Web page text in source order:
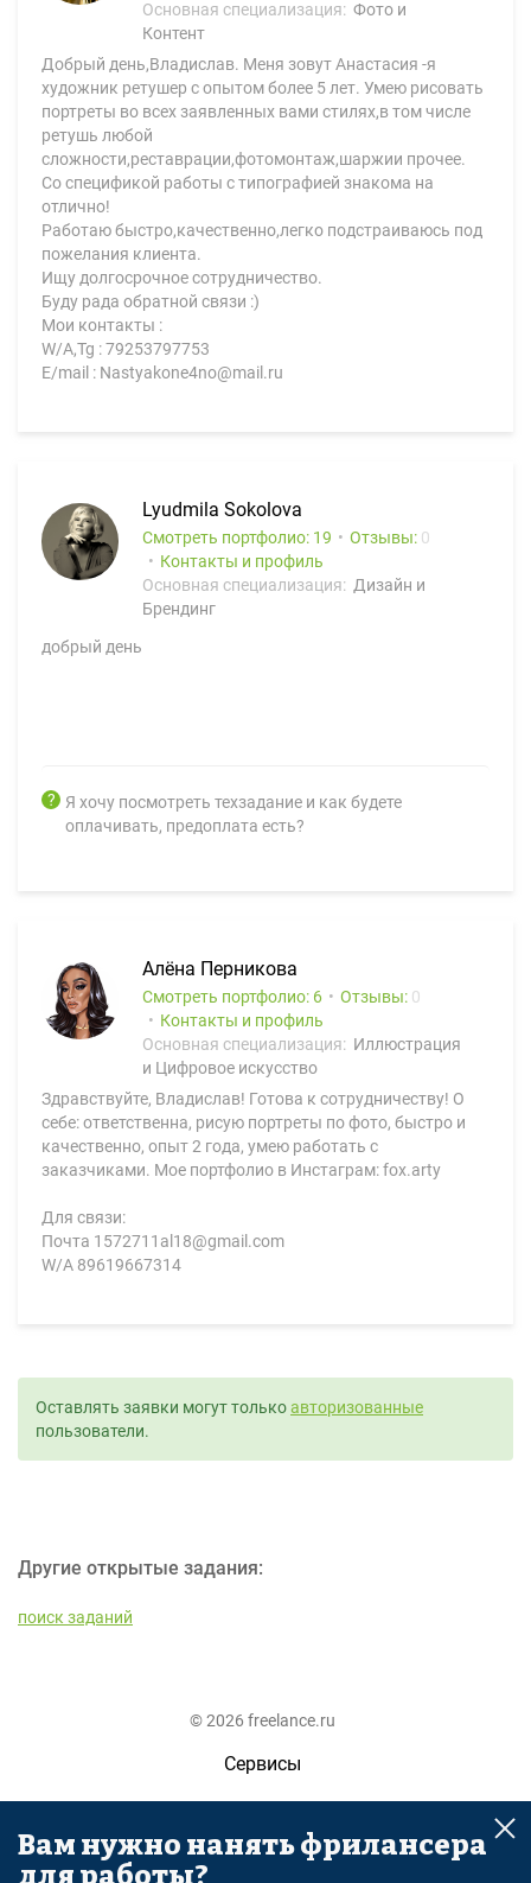
Основная специализация: Фото и
Контент
Добрый день,Владислав. Меня зовут Анастасия -я
художник ретушер с опытом более 5 лет. Умею рисовать
портреты во всех заявленных вами стилях,в том числе
ретушь любой
сложности,реставрации,фотомонтаж,шаржии прочее.
Со спецификой работы с типографией знакома на
отлично!
Работаю быстро,качественно,легко подстраиваюсь под
пожелания клиента.
Ищу долгосрочное сотрудничество.
Буду рада обратной связи :)
Мои контакты :
W/A,Tg : 79253797753
E/mail : Nastyakone4no@mail.ru
Lyudmila Sokolova
Смотреть портфолио: 19 Отзывы: 0
Контакты и профиль
Основная специализация: Дизайн и
Брендинг
добрый день
Я хочу посмотреть техзадание и как будете
оплачивать, предоплата есть?
Алёна Перникова
Смотреть портфолио: 6 Отзывы: 0
Контакты и профиль
Основная специализация: Иллюстрация
и Цифровое искусство
Здравствуйте, Владислав! Готова к сотрудничеству! О
себе: ответственна, рисую портреты по фото, быстро и
качественно, опыт 2 года, умею работать с
заказчиками. Мое портфолио в Инстаграм: fox.arty
Для связи:
Почта 1572711al18@gmail.com
W/A 89619667314
Оставлять заявки могут толькоавторизованные
пользователи.
Другие открытые задания:
поиск заданий
© 2026 freelance.ru
Сервисы
Помощь
Поиск
Вам нужно нанять фрилансера
для работы?